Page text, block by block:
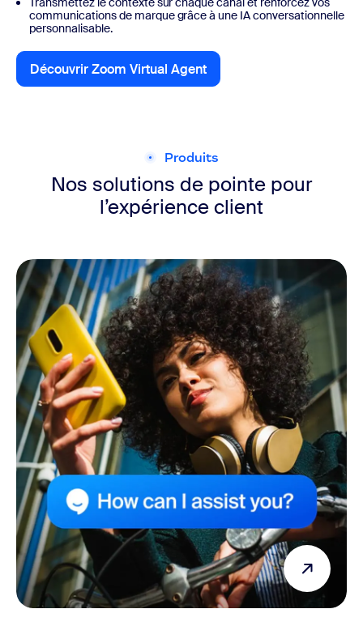
communications de marque grâce à une IA conversationnelle
personnalisable.
Découvrir Zoom Virtual Agent
Découvrir Zoom Virtual Agent
Produits
Nos solutions de pointe pour
l’expérience client